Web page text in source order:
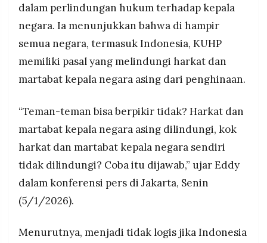
dalam perlindungan hukum terhadap kepala
negara. Ia menunjukkan bahwa di hampir
semua negara, termasuk Indonesia, KUHP
memiliki pasal yang melindungi harkat dan
martabat kepala negara asing dari penghinaan.
“Teman-teman bisa berpikir tidak? Harkat dan
martabat kepala negara asing dilindungi, kok
harkat dan martabat kepala negara sendiri
tidak dilindungi? Coba itu dijawab,” ujar Eddy
dalam konferensi pers di Jakarta, Senin
(5/1/2026).
Menurutnya, menjadi tidak logis jika Indonesia